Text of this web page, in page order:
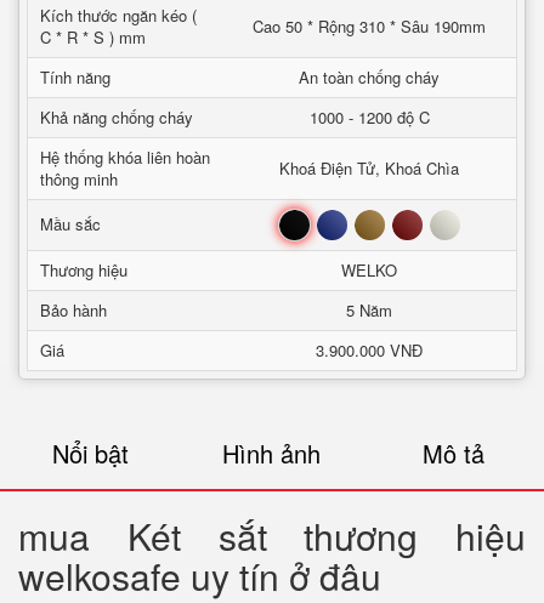
Kích thước ngăn kéo (
C * R * S ) mm
Cao 50 * Rộng 310 * Sâu 190mm
Tính năng
An toàn chống cháy
Khả năng chống cháy
1000 - 1200 độ C
Hệ thống khóa liên hoàn
thông minh
Khoá Điện Tử, Khoá Chìa
Mầu sắc Đen Xanh Nâu Đỏ Trắng
Thương hiệu
WELKO
Bảo hành
5 Năm
Giá
3.900.000 VNĐ
Nổi bật Hình ảnh Mô tả
mua Két sắt thương hiệu
welkosafe uy tín ở đâu